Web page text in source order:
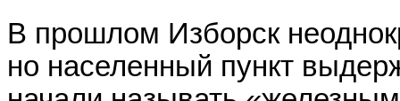
В прошлом Изборск
но населенный пункт